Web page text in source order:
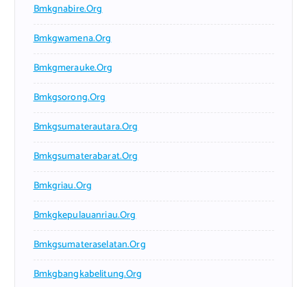
Bmkgnabire.org
Bmkgwamena.org
Bmkgmerauke.org
Bmkgsorong.org
Bmkgsumaterautara.org
Bmkgsumaterabarat.org
Bmkgriau.org
Bmkgkepulauanriau.org
Bmkgsumateraselatan.org
Bmkgbangkabelitung.org